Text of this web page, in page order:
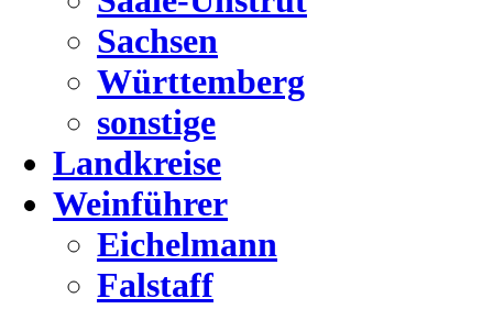
Sachsen
Württemberg
sonstige
Landkreise
Weinführer
Eichelmann
Falstaff